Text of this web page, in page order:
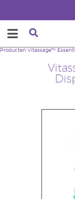
Producten Vitassage™